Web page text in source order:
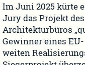
Im Juni 2025 kürte
Jury das Projekt
Architekturbüros
Gewinner eines EU-
weiten